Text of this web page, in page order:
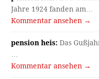
Jahre 1924 fanden am…
Kommentar ansehen →
pension heis: Das
…
Kommentar ansehen →